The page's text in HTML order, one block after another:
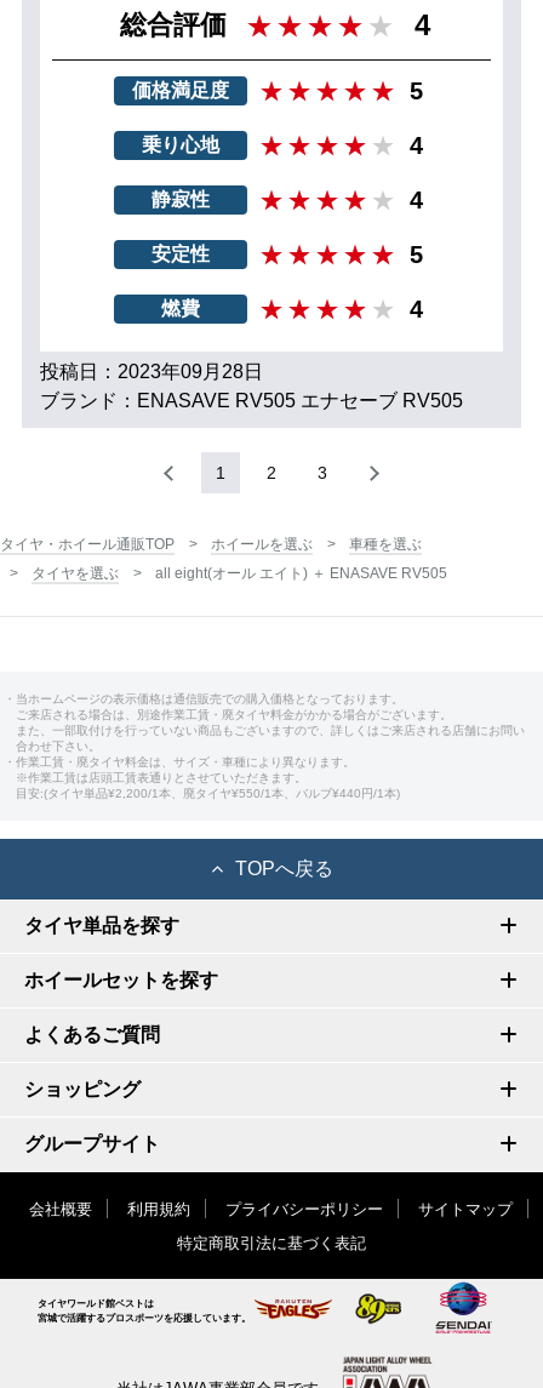
総合評価 4
価格満足度 5
乗り心地 4
静寂性 4
安定性 5
燃費 4
投稿日：2023年09月28日
ブランド：ENASAVE RV505 エナセーブ RV505
1 2 3
タイヤ・ホイール通販TOP ホイールを選ぶ
車種を選ぶ
タイヤを選ぶ
all eight(オール エイト) ＋ ENASAVE RV505
・当ホームページの表示価格は通信販売での購入価格となっております。
ご来店される場合は、別途作業工賃・廃タイヤ料金がかかる場合がございます。
また、一部取付けを行っていない商品もございますので、詳しくはご来店される店舗にお問い
合わせ下さい。
・作業工賃・廃タイヤ料金は、サイズ・車種により異なります。
※作業工賃は店頭工賃表通りとさせていただきます。
目安:(タイヤ単品¥2,200/1本、廃タイヤ¥550/1本、バルブ¥440円/1本)
TOPへ戻る
タイヤ単品を探す
ホイールセットを探す
よくあるご質問
ショッピング
グループサイト
会社概要 利用規約 プライバシーポリシー
サイトマップ
特定商取引法に基づく表記
タイヤワールド館ベストは
宮城で活躍するプロスポーツを応援しています。